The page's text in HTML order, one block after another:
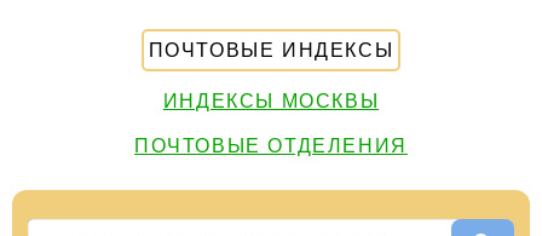
ПОЧТОВЫЕ ИНДЕКСЫ
ИНДЕКСЫ МОСКВЫ
ПОЧТОВЫЕ ОТДЕЛЕНИЯ